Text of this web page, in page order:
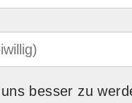
besser zu